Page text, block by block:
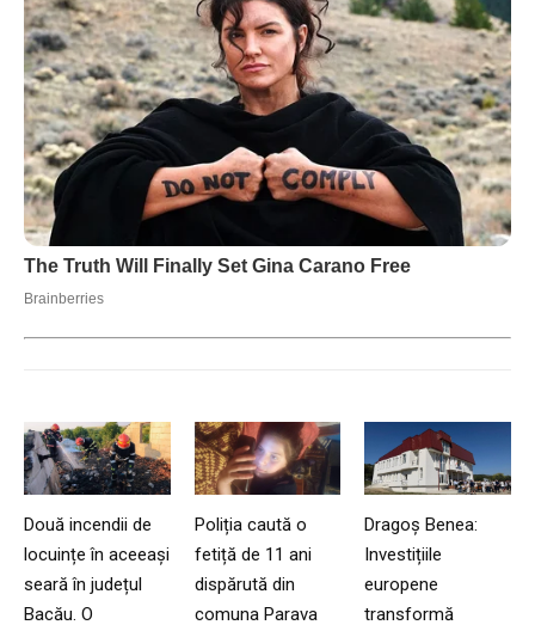
Două incendii de
locuințe în aceeași
seară în județul
Bacău. O
Poliția caută o
fetiță de 11 ani
dispărută din
comuna Parava
Dragoș Benea:
Investițiile
europene
transformă